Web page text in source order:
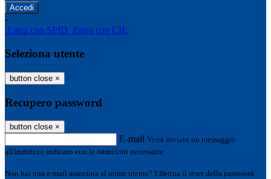
-
Entra con SPID Entra con CIE
Seleziona utente
button close ×
Recupero password
button close ×
E-mail Verrà inviato un messaggio
all'indirizzo indicato con le istruzioni necessarie.
Non hai una e-mail associata al nome utente? Effettua il reset della password